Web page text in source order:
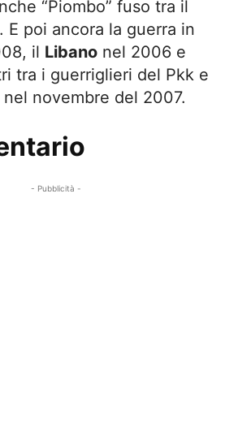
“Piombo” fuso tra il
poi ancora la guerra in
il Libano nel 2006 e
tra i guerriglieri del Pkk e
nel novembre del 2007.
- Pubblicità -